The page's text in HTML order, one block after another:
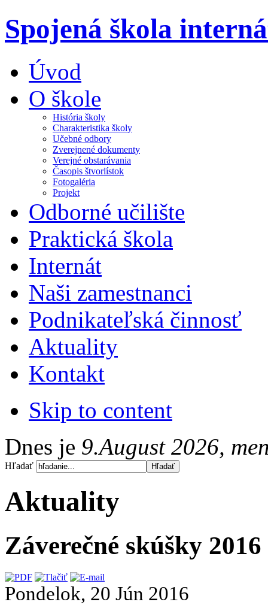
Spojená škola
Úvod
O škole
História školy
Charakteristika školy
Učebné odbory
Zverejnené dokumenty
Verejné obstarávania
Časopis štvorlístok
Fotogaléria
Projekt
Odborné učilište
Praktická škola
Internát
Naši zamestnanci
Podnikateľská činnosť
Aktuality
Kontakt
Skip to content
Dnes je 9.August 2026,
Hľadať
Aktuality
Záverečné skúšky 2016
Pondelok, 20 Jún 2016